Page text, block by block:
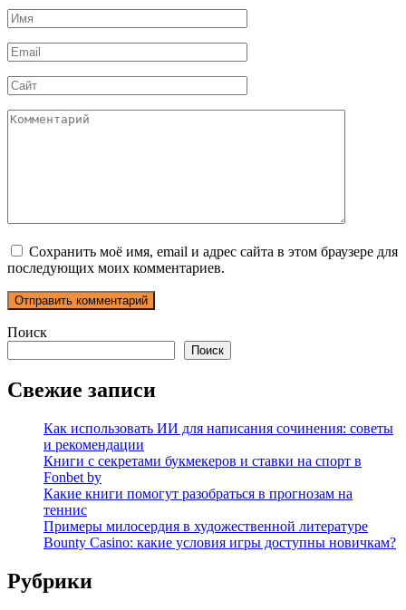
Имя
*
Email
*
Сайт
Комментарий
Сохранить моё имя, email и адрес сайта в этом браузере для
последующих моих комментариев.
Поиск
Поиск
Свежие записи
Как использовать ИИ для написания сочинения: советы
и рекомендации
Книги с секретами букмекеров и ставки на спорт в
Fonbet by
Какие книги помогут разобраться в прогнозам на
теннис
Примеры милосердия в художественной литературе
Bounty Casino: какие условия игры доступны новичкам?
Рубрики